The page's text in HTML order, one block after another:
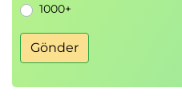
1000+
Gönder